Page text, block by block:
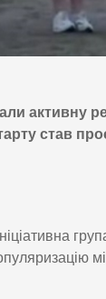
активну
став